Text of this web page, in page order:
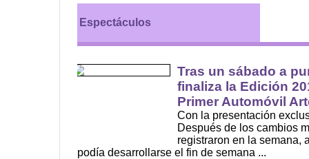
Espectáculos
Tras un sábado a
finaliza la Edición
Primer Automóvil
Con la presentación
Después de los cambios
registraron en la semana,
podía desarrollarse el fin de semana ...